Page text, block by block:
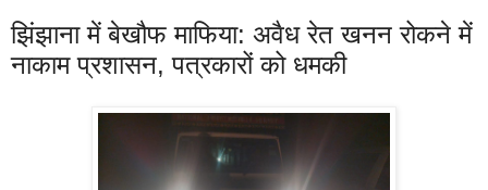
झिंझाना में बेखौफ माफिया: अवैध रेत खनन रोकने में
नाकाम प्रशासन, पत्रकारों को धमकी